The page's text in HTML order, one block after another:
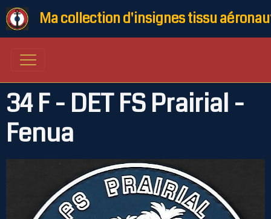
Ma collection d'insignes tissu
34 F - DET FS Prairial -
Fenua